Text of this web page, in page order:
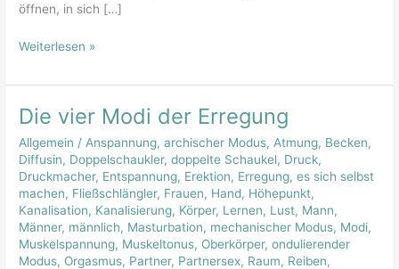
öffnen, in sich […]
Weiterlesen »
Die vier Modi der Erregung
Allgemein / Anspannung,archischer Modus, Atmung, Becken,
Diffusin, Doppelschaukler,doppelte Schaukel, Druck,
Druckmacher, Entspannung, Erektion, Erregung,es sich selbst
machen, Fließschlängler, Frauen, Hand, Höhepunkt,
Kanalisation, Kanalisierung, Körper, Lernen, Lust, Mann,
Männer, männlich, Masturbation, mechanischer Modus, Modi,
Muskelspannung, Muskeltonus, Oberkörper,ondulierender
Modus, Orgasmus, Partner, Partnersex, Raum, Reiben,
Die
Modi
der
Erregung